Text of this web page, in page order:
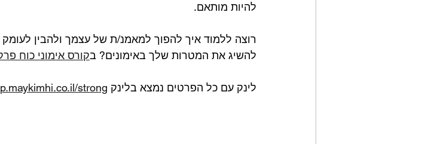
להיות מותאם.
רוצה ללמוד איך להפוך למאמנ/ת של עצמך ולהבין
להשיג את המטרות שלך באימונים? בקורס אימוני כוח
לינק עם כל הפרטים נמצא בלינק strong